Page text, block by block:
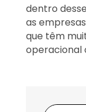
dentro
as
que têm
operacional